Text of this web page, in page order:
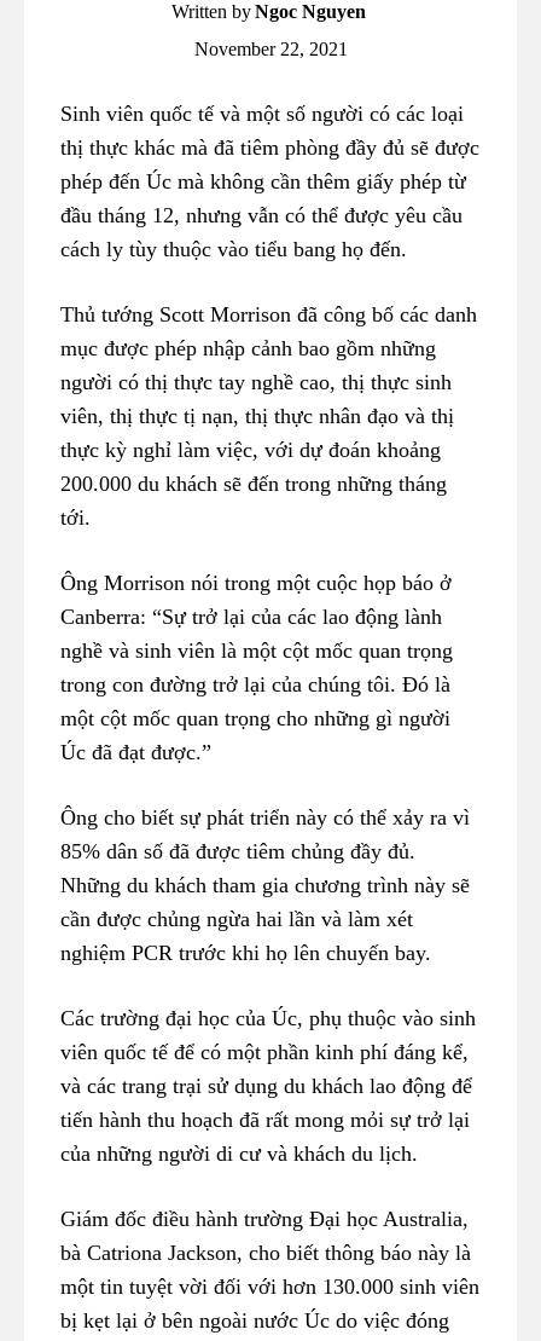
Written byNgoc Nguyen
November 22, 2021
Sinh viên quốc tế và một số người có các loại
thị thực khác mà đã tiêm phòng đầy đủ sẽ được
phép đến Úc mà không cần thêm giấy phép từ
đầu tháng 12, nhưng vẫn có thể được yêu cầu
cách ly tùy thuộc vào tiểu bang họ đến.
Thủ tướng Scott Morrison đã công bố các danh
mục được phép nhập cảnh bao gồm những
người có thị thực tay nghề cao, thị thực sinh
viên, thị thực tị nạn, thị thực nhân đạo và thị
thực kỳ nghỉ làm việc, với dự đoán khoảng
200.000 du khách sẽ đến trong những tháng
tới.
Ông Morrison nói trong một cuộc họp báo ở
Canberra: “Sự trở lại của các lao động lành
nghề và sinh viên là một cột mốc quan trọng
trong con đường trở lại của chúng tôi. Đó là
một cột mốc quan trọng cho những gì người
Úc đã đạt được.”
Ông cho biết sự phát triển này có thể xảy ra vì
85% dân số đã được tiêm chủng đầy đủ.
Những du khách tham gia chương trình này sẽ
cần được chủng ngừa hai lần và làm xét
nghiệm PCR trước khi họ lên chuyến bay.
Các trường đại học của Úc, phụ thuộc vào sinh
viên quốc tế để có một phần kinh phí đáng kể,
và các trang trại sử dụng du khách lao động để
tiến hành thu hoạch đã rất mong mỏi sự trở lại
của những người di cư và khách du lịch.
Giám đốc điều hành trường Đại học Australia,
bà Catriona Jackson, cho biết thông báo này là
một tin tuyệt vời đối với hơn 130.000 sinh viên
bị kẹt lại ở bên ngoài nước Úc do việc đóng